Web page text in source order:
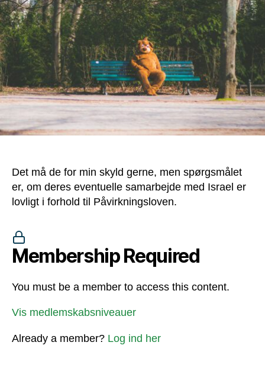
Det må de for min skyld gerne, men spørgsmålet
er, om deres eventuelle samarbejde med Israel er
lovligt i forhold til Påvirkningsloven.
Membership Required
You must be a member to access this content.
Vis medlemskabsniveauer
Already a member? Log ind her